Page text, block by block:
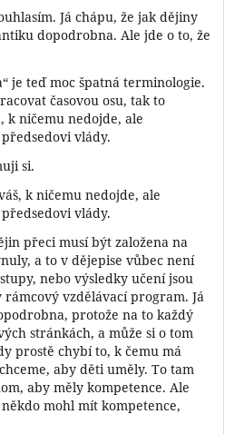
Já chápu, že jak dějiny
dopodrobna. Ale jde o to, že
je teď moc špatná terminologie.
časovou osu, tak to
k ničemu nedojde, ale
vlády.
si.
k ničemu nedojde, ale
vlády.
přeci musí být založena na
a to v dějepise vůbec není
nebo výsledky učení jsou
vzdělávací program. Já
protože na to každý
stránkách, a může si o tom
prostě chybí to, k čemu má
aby děti uměly. To tam
aby měly kompetence. Ale
mohl mít kompetence,